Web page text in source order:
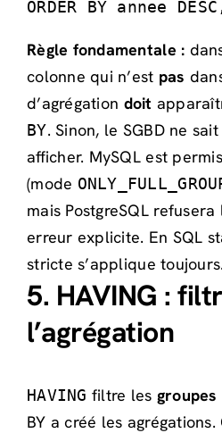
ORDER BY annee
Règle fondamentale :
colonne qui n’est pas
d’agrégation doit
BY. Sinon, le SGBD ne
afficher. MySQL est
(mode
mais PostgreSQL
erreur explicite. En SQL
stricte s’applique toujours.
5. HAVING :
l’agrégation
HAVING filtre les groupes
BY a créé les agrégations.